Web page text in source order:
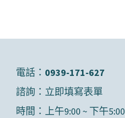
電話： 0939-171-627
諮詢： 立即填寫表單
時間：上午9:00 ~ 下午5:00